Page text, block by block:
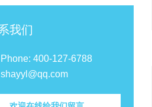
我们
Phone: 400-127-6788
shayyl@qq.com